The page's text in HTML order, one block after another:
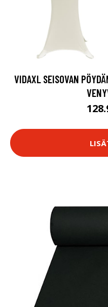
VIDAXL SEISOVAN